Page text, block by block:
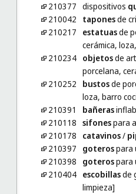
210377 dispositivos
210042
taponesde
210217
estatuasde
cerámica,
210234 objetosde
porcelana,
210252
bustosde
loza, barro
210391
bañeras
210118 sifonespara
210178
catavinos/
210397
goterospara
210398
goterospara
210404 escobillasde
limpieza]